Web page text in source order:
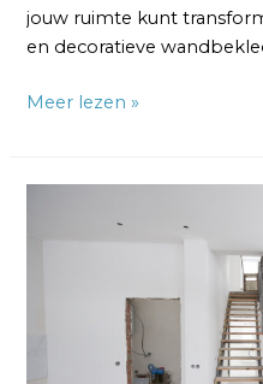
jouw ruimte kunt
en decoratieve
Meer lezen »
Duurzame